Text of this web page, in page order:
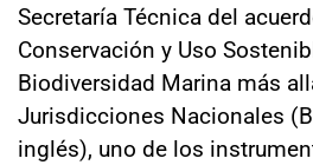
Secretaría Técnica del
Conservación y Uso
Biodiversidad Marina más
Jurisdicciones Nacionales
inglés), uno de los